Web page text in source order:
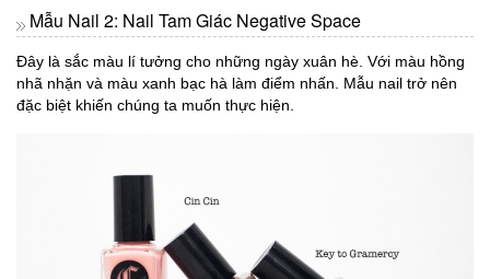
Mẫu Nail 2: Nail Tam Giác Negative Space
Đây là sắc màu lí tưởng cho những ngày xuân hè. Với màu hồng
nhã nhặn và màu xanh bạc hà làm điểm nhấn. Mẫu nail trở nên
đặc biệt khiến chúng ta muốn thực hiện.